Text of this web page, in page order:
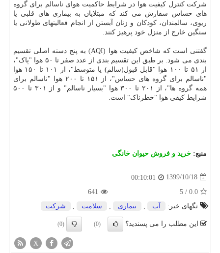
شرکت کنترل کیفیت هوا در شرایط حاکمیت هوای ناسالم برای گروه
های حساس سفارش می کند که مبتلایان به بیماری های قلبی یا
ریوی، سالمندان، کودکان و زنان آبستن از انجام فعالیتهای طولانی یا
سنگین خارج از منزل خود پرهیز کنند.
گفتنی است که شاخص کیفیت هوا (AQI) به پنج دسته اصلی تقسیم
بندی می شود. بر طبق این تقسیم بندی از عدد صفر تا ۵۰ هوا "پاک"،
از ۵۱ تا ۱۰۰ هوا "قابل قبول(سالم) یا متوسط"، از ۱۰۱ تا ۱۵۰ هوا
"ناسالم برای گروه های حساس"، از ۱۵۱ تا ۲۰۰ هوا "ناسالم برای
همه گروه ها"، از ۲۰۱ تا ۳۰۰ هوا "بسیار ناسالم" و از ۳۰۱ تا ۵۰۰
شرایط کیفی هوا "خطرناک" است.
منبع: خرید و فروش حیوان خانگی
1399/10/18
00:10:01
0.0
/
5
641
تگهای خبر:
آب بیماری سلامت شركت
این مطلب را می پسندید؟ (0)
(0)
X